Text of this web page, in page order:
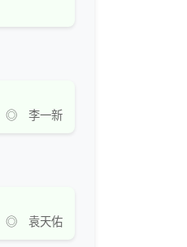
◎ 李一新
◎ 袁天佑